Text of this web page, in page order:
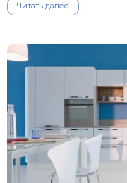
Читать далее